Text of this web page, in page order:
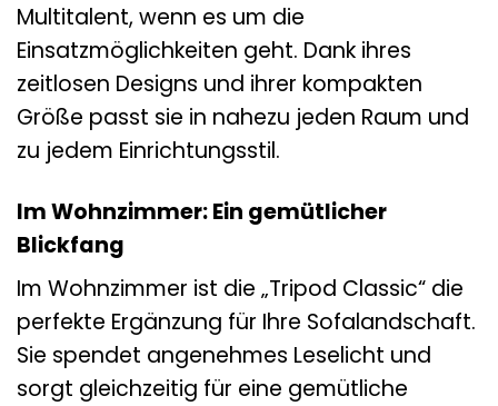
Multitalent, wenn es um die
Einsatzmöglichkeiten geht. Dank ihres
zeitlosen Designs und ihrer kompakten
Größe passt sie in nahezu jeden Raum und
zu jedem Einrichtungsstil.
Im Wohnzimmer: Ein gemütlicher
Blickfang
Im Wohnzimmer ist die „Tripod Classic“ die
perfekte Ergänzung für Ihre Sofalandschaft.
Sie spendet angenehmes Leselicht und
sorgt gleichzeitig für eine gemütliche